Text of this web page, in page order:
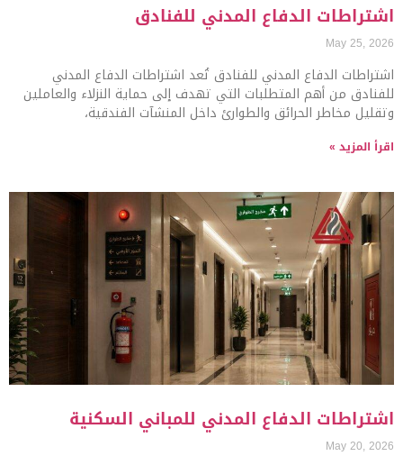
اشتراطات الدفاع المدني للفنادق
May 25, 2026
اشتراطات الدفاع المدني للفنادق تُعد اشتراطات الدفاع المدني
للفنادق من أهم المتطلبات التي تهدف إلى حماية النزلاء والعاملين
وتقليل مخاطر الحرائق والطوارئ داخل المنشآت الفندقية،
اقرأ المزيد »
اشتراطات الدفاع المدني للمباني السكنية
May 20, 2026